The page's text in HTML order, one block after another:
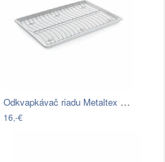
Odkvapkávač riadu Metaltex Wave-Tex, 46…
16,-€